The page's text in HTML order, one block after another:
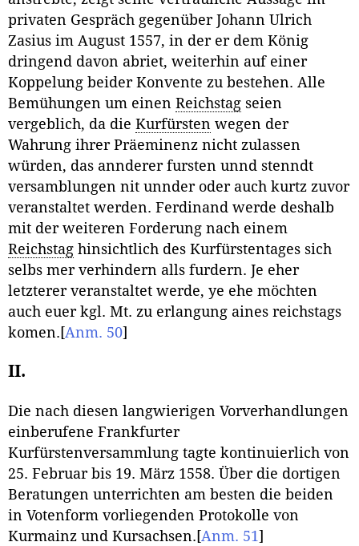
privaten Gespräch gegenüber Johann Ulrich
Zasius im August 1557, in der er dem König
dringend davon abriet, weiterhin auf einer
Koppelung beider Konvente zu bestehen. Alle
Bemühungen um einen Reichstag seien
vergeblich, da die Kurfürsten wegen der
Wahrung ihrer Präeminenz nicht zulassen
würden, das annderer fursten unnd stenndt
versamblungen nit unnder oder auch kurtz zuvor
veranstaltet werden. Ferdinand werde deshalb
mit der weiteren Forderung nach einem
Reichstag hinsichtlich des Kurfürstentages sich
selbs mer verhindern alls furdern. Je eher
letzterer veranstaltet werde, ye ehe möchten
auch euer kgl. Mt. zu erlangung aines reichstags
komen. [Anm. 50]
II.
Die nach diesen langwierigen Vorverhandlungen
einberufene Frankfurter
Kurfürstenversammlung tagte kontinuierlich von
25. Februar bis 19. März 1558. Über die dortigen
Beratungen unterrichten am besten die beiden
in Votenform vorliegenden Protokolle von
Kurmainz und Kursachsen. [Anm. 51]